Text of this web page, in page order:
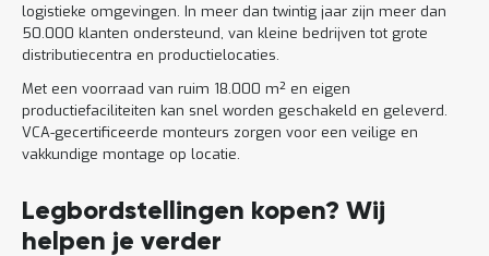
logistieke omgevingen. In meer dan twintig jaar zijn meer dan
50.000 klanten ondersteund, van kleine bedrijven tot grote
distributiecentra en productielocaties.
Met een voorraad van ruim 18.000 m² en eigen
productiefaciliteiten kan snel worden geschakeld en geleverd.
VCA-gecertificeerde monteurs zorgen voor een veilige en
vakkundige montage op locatie.
Legbordstellingen kopen? Wij
helpen je verder